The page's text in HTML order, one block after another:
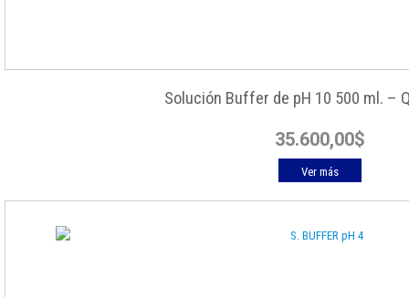
Solución Buffer de pH 10 500 ml. –
35.600,00$
Ver más